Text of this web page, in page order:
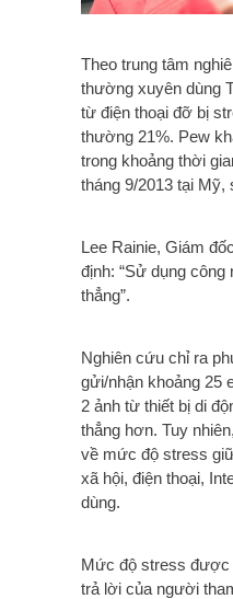
Theo trung tâm
thường xuyên dùng
từ điện thoại đỡ bị
thường 21%. Pew
trong khoảng thời
tháng 9/2013 tại Mỹ,
Lee Rainie, Giám
định: “Sử dụng công
thẳng”.
Nghiên cứu chỉ ra
gửi/nhận khoảng 25
2 ảnh từ thiết bị di
thẳng hơn. Tuy
về mức độ stress
xã hội, điện thoại,
dùng.
Mức độ stress được
trả lời của người